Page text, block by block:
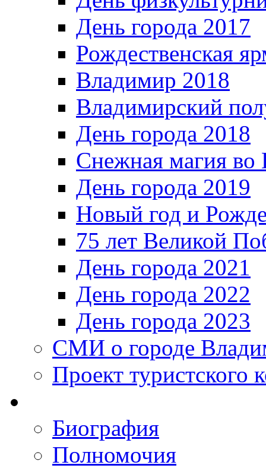
День города 2017
Рождественская
Владимир 2018
Владимирский
День города 2018
Снежная магия во
День города 2019
Новый год и
75 лет Великой
День города 2021
День города 2022
День города 2023
СМИ о городе
Проект туристского
Биография
Полномочия